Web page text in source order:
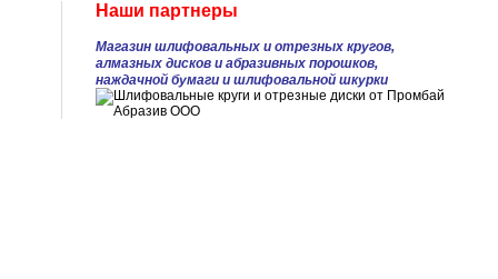
Наши партнеры
Магазин шлифовальных и отрезных кругов,
алмазных дисков и абразивных порошков,
наждачной бумаги и шлифовальной шкурки